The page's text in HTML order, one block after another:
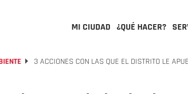
MI CIUDAD ¿QUÉ HACER?
3 ACCIONES CON LAS QUE EL DISTRITO LE